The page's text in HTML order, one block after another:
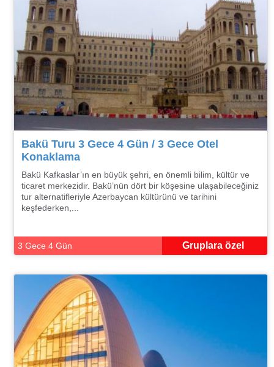
Bakü Turu 3 Gece 4 Gün / 3 Gece Otel
Konaklama
Bakü Kafkaslar’ın en büyük şehri, en önemli bilim, kültür ve
ticaret merkezidir. Bakü’nün dört bir köşesine ulaşabileceğiniz
tur alternatifleriyle Azerbaycan kültürünü ve tarihini
keşfederken,...
3 Gece 4 Gün Gruplara özel